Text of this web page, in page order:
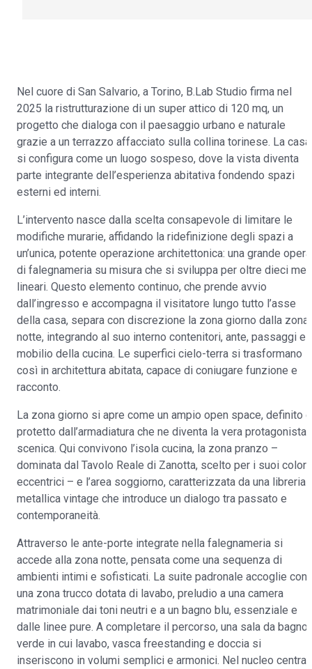
Nel cuore di San Salvario, a Torino, B.Lab Studio firma nel
2025 la ristrutturazione di un super attico di 120 mq, un
progetto che dialoga con il paesaggio urbano e naturale
grazie a un terrazzo affacciato sulla collina torinese. La casa
si configura come un luogo sospeso, dove la vista diventa
parte integrante dell’esperienza abitativa fondendo spazi
esterni ed interni.
L’intervento nasce dalla scelta consapevole di limitare le
modifiche murarie, affidando la ridefinizione degli spazi a
un’unica, potente operazione architettonica: una grande opera
di falegnameria su misura che si sviluppa per oltre dieci
lineari. Questo elemento continuo, che prende avvio
dall’ingresso e accompagna il visitatore lungo tutto l’asse
della casa, separa con discrezione la zona giorno dalla zona
notte, integrando al suo interno contenitori, ante, passaggi e
mobilio della cucina. Le superfici cielo-terra si trasformano
così in architettura abitata, capace di coniugare funzione e
racconto.
La zona giorno si apre come un ampio open space, definito e
protetto dall’armadiatura che ne diventa la vera protagonista
scenica. Qui convivono l’isola cucina, la zona pranzo –
dominata dal Tavolo Reale di Zanotta, scelto per i suoi colori
eccentrici – e l’area soggiorno, caratterizzata da una libreria
metallica vintage che introduce un dialogo tra passato e
contemporaneità.
Attraverso le ante-porte integrate nella falegnameria si
accede alla zona notte, pensata come una sequenza di
ambienti intimi e sofisticati. La suite padronale accoglie con
una zona trucco dotata di lavabo, preludio a una camera
matrimoniale dai toni neutri e a un bagno blu, essenziale e
dalle linee pure. A completare il percorso, una sala da bagno
verde in cui lavabo, vasca freestanding e doccia si
inseriscono in volumi semplici e armonici. Nel nucleo